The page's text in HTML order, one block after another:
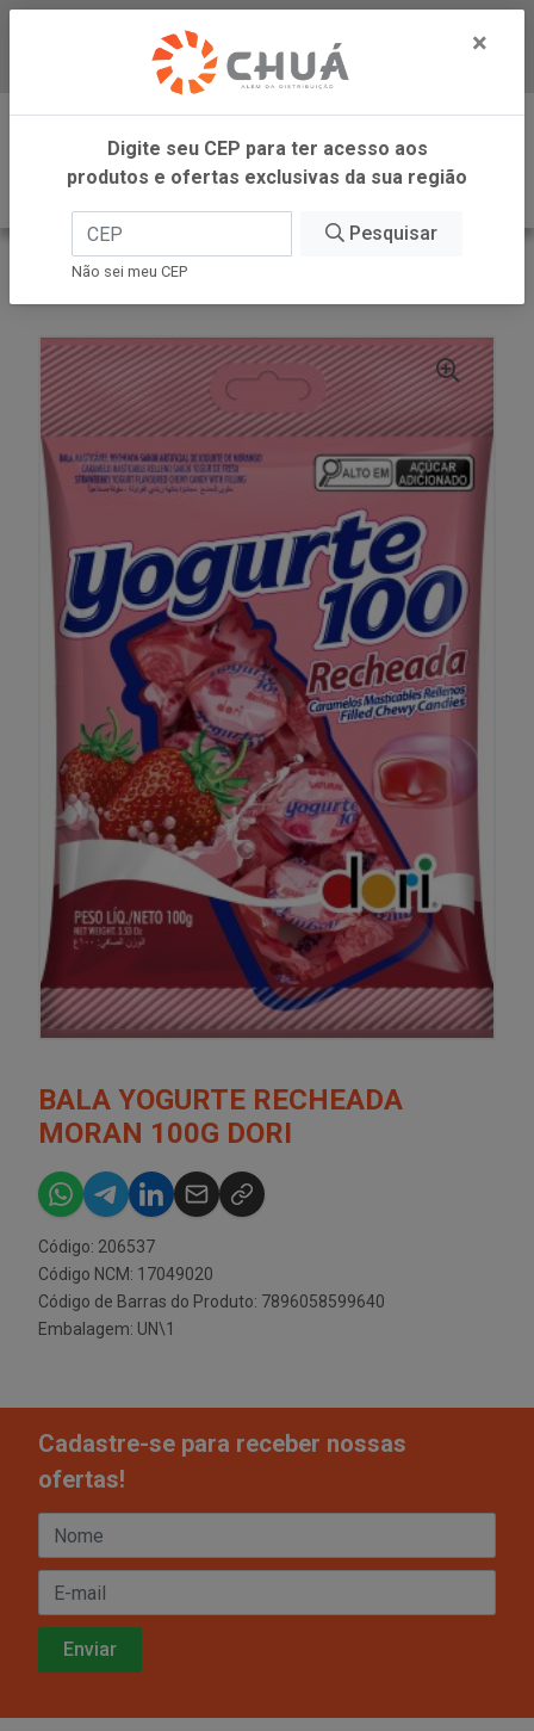
Baixe já nosso APP
0
INÍCIO
DORI -SM
BALA YOGURTE RECHEADA
MORAN 100G DORI
Código: 206537
Código NCM: 17049020
Código de Barras do Produto: 7896058599640
Embalagem: UN\1
Cadastre-se para receber nossas
ofertas!
×
Digite seu CEP para ter acesso aos
produtos e ofertas exclusivas da sua região
Pesquisar
Não sei meu CEP